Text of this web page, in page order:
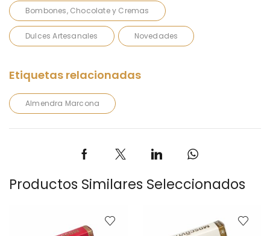
Bombones, Chocolate y Cremas
Dulces Artesanales Novedades
Almendra Marcona
Productos Similares Seleccionados